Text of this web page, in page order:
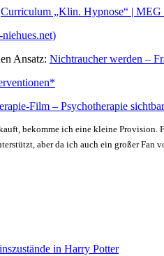
Curriculum „Klin. Hypnose“ |
Ansatz: Nichtraucher werden –
Film – Psychotherapie
bekomme ich eine kleine
aber da ich auch ein großer
in Harry Potter